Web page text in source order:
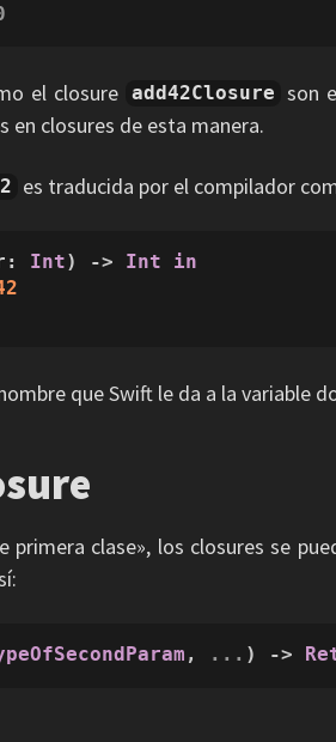
el closure add42Closure son
closures de esta manera.
es traducida por el compilador
Int) -> Int
in
que Swift le da a la variable
primera clase», los closures se
, ... ) ->